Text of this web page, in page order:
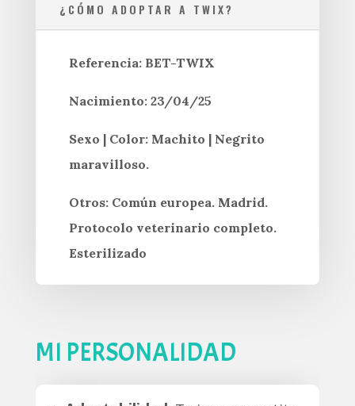
¿CÓMO ADOPTAR A TWIX?
Referencia: BET-TWIX
Nacimiento: 23/04/25
Sexo | Color: Machito | Negrito
maravilloso.
Otros: Común europea. Madrid.
Protocolo veterinario completo.
Esterilizado
MI PERSONALIDAD